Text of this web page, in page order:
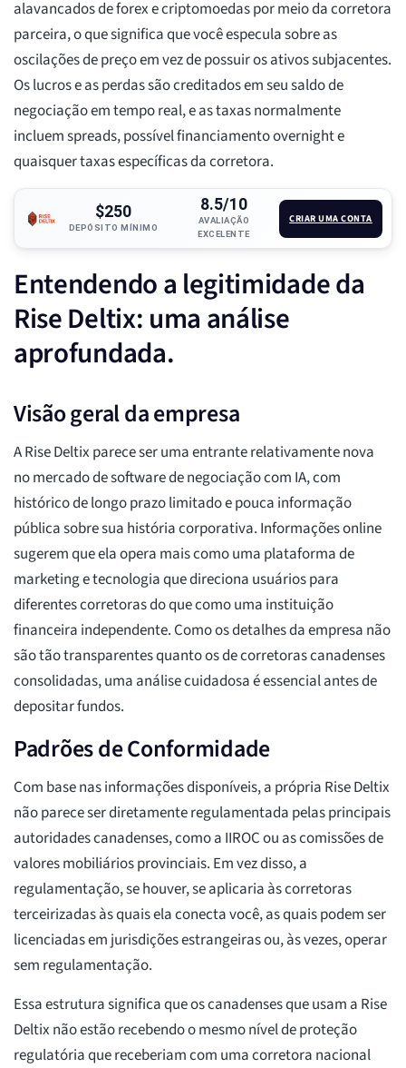
alavancados de forex e criptomoedas por meio da corretora
parceira, o que significa que você especula sobre as
oscilações de preço em vez de possuir os ativos subjacentes.
Os lucros e as perdas são creditados em seu saldo de
negociação em tempo real, e as taxas normalmente
incluem spreads, possível financiamento overnight e
quaisquer taxas específicas da corretora.
$250
DEPÓSITO MÍNIMO
8.5/10
AVALIAÇÃO
EXCELENTE
CRIAR UMA CONTA
Entendendo a legitimidade da
Rise Deltix: uma análise
aprofundada.
Visão geral da empresa
A Rise Deltix parece ser uma entrante relativamente nova
no mercado de software de negociação com IA, com
histórico de longo prazo limitado e pouca informação
pública sobre sua história corporativa. Informações online
sugerem que ela opera mais como uma plataforma de
marketing e tecnologia que direciona usuários para
diferentes corretoras do que como uma instituição
financeira independente. Como os detalhes da empresa não
são tão transparentes quanto os de corretoras canadenses
consolidadas, uma análise cuidadosa é essencial antes de
depositar fundos.
Padrões de Conformidade
Com base nas informações disponíveis, a própria Rise Deltix
não parece ser diretamente regulamentada pelas principais
autoridades canadenses, como a IIROC ou as comissões de
valores mobiliários provinciais. Em vez disso, a
regulamentação, se houver, se aplicaria às corretoras
terceirizadas às quais ela conecta você, as quais podem ser
licenciadas em jurisdições estrangeiras ou, às vezes, operar
sem regulamentação.
Essa estrutura significa que os canadenses que usam a Rise
Deltix não estão recebendo o mesmo nível de proteção
regulatória que receberiam com uma corretora nacional